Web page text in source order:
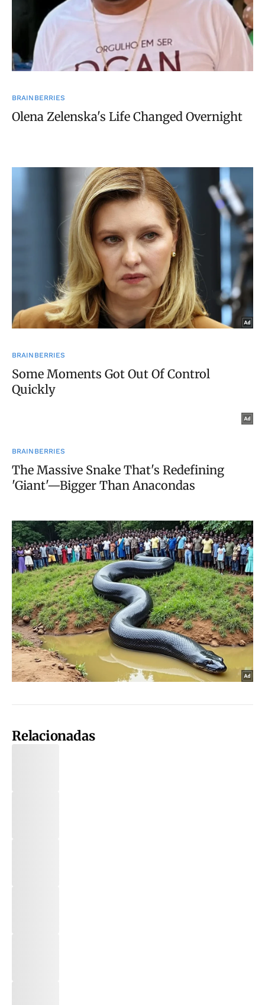
Relacionadas